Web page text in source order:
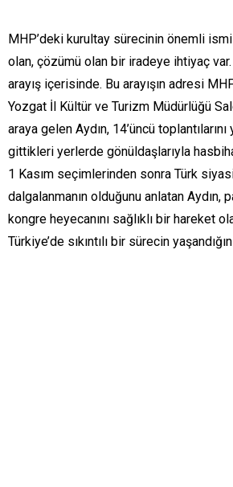
MHP’deki kurultay sürecinin önemli ismi
olan, çözümü olan bir iradeye ihtiyaç
arayış içerisinde. Bu arayışın adresi
Yozgat İl Kültür ve Turizm Müdürlüğü
araya gelen Aydın, 14’üncü
gittikleri yerlerde gönüldaşlarıyla
1 Kasım seçimlerinden sonra Türk
dalgalanmanın olduğunu anlatan Aydın,
kongre heyecanını sağlıklı bir hareket
Türkiye’de sıkıntılı bir sürecin